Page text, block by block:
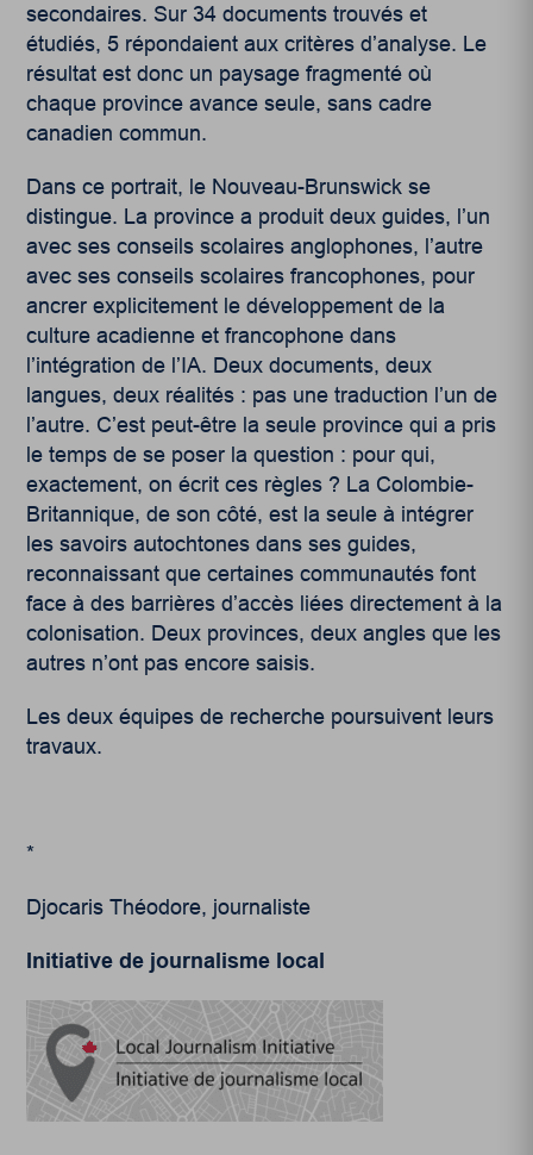
secondaires. Sur 34 documents trouvés et
étudiés, 5 répondaient aux critères d’analyse. Le
résultat est donc un paysage fragmenté où
chaque province avance seule, sans cadre
canadien commun.
Dans ce portrait, le Nouveau-Brunswick se
distingue. La province a produit deux guides, l’un
avec ses conseils scolaires anglophones, l’autre
avec ses conseils scolaires francophones, pour
ancrer explicitement le développement de la
culture acadienne et francophone dans
l’intégration de l’IA. Deux documents, deux
langues, deux réalités : pas une traduction l’un de
l’autre. C’est peut-être la seule province qui a pris
le temps de se poser la question : pour qui,
exactement, on écrit ces règles ? La Colombie-
Britannique, de son côté, est la seule à intégrer
les savoirs autochtones dans ses guides,
reconnaissant que certaines communautés font
face à des barrières d’accès liées directement à la
colonisation. Deux provinces, deux angles que les
autres n’ont pas encore saisis.
Les deux équipes de recherche poursuivent leurs
travaux.
*
Djocaris Théodore, journaliste
Initiative de journalisme local